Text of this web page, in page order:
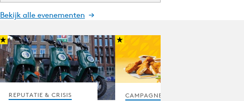
Bekijk alle evenementen
REPUTATIE & CRISIS CAMPAGNES